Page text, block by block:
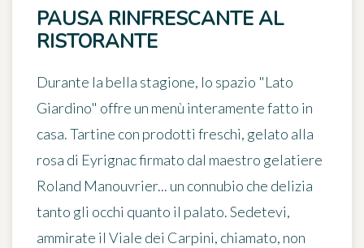
PAUSA RINFRESCANTE AL
RISTORANTE
Durante la bella stagione, lo spazio "Lato
Giardino" offre un menù interamentefatto in
casa. Tartine con prodotti freschi, gelato alla
rosa di Eyrignac firmato dal maestro gelatiere
Roland Manouvrier... un connubio che delizia
tanto gli occhi quanto il palato. Sedetevi,
ammirate il Viale dei Carpini, chiamato, non